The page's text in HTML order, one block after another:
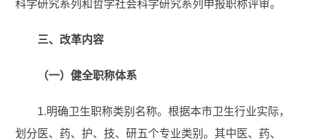
科学研究系列和哲学社会科学研究系列申报职称评审。
三、改革内容
（一）健全职称体系
1.明确卫生职称类别名称。根据本市卫生行业实际，
划分医、药、护、技、研五个专业类别。其中医、药、